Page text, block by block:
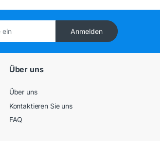
Anmelden
Über uns
Über uns
Kontaktieren Sie uns
FAQ